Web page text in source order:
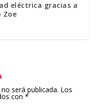
eléctrica gracias a
Zoe
será publicada. Los
con*